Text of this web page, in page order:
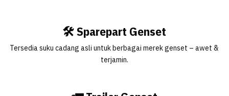
🛠️ Sparepart Genset
Tersedia suku cadang asli untuk berbagai merek genset – awet &
terjamin.